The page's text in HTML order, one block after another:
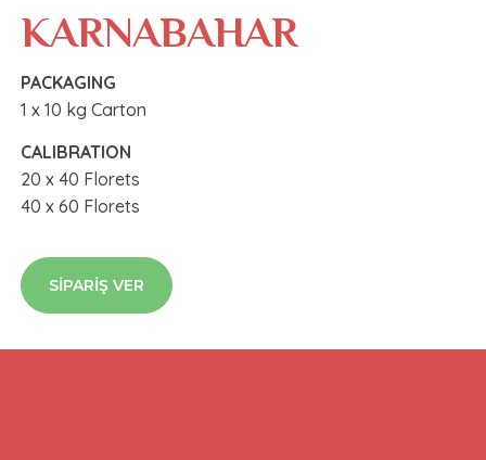
KARNABAHAR
PACKAGING
1 x 10 kg Carton
CALIBRATION
20 x 40 Florets
40 x 60 Florets
SIPARIŞ VER